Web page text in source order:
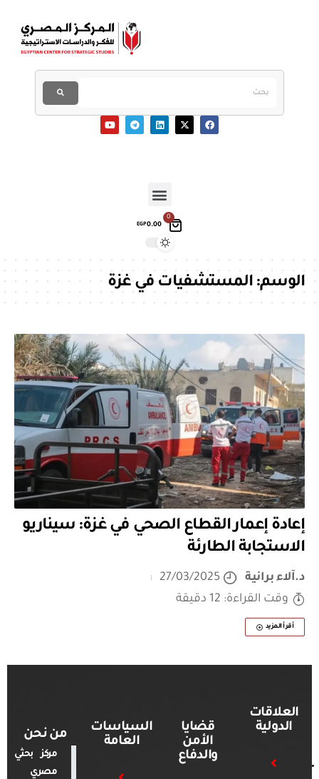
0
EGP0.00
الوسم:المستشفيات في غزة
إعادة إعمار القطاع الصحي في غزة: سيناريو
الاستجابة الطارئة
د.آلاء برانية
27/03/2025
وقت القراءة: 12 دقيقة
أقرأ المزيد
العلاقات
الدولية
قضايا
الأمن
والدفاع
السياسات
العامة
من نحن
مركز بحثي
مصري